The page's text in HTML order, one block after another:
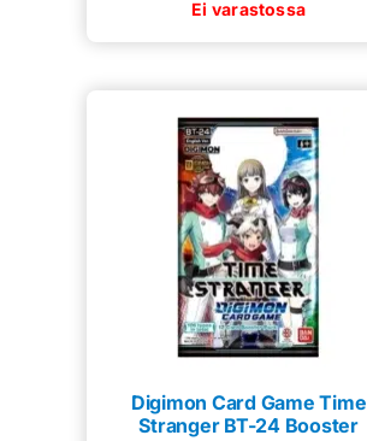
Digimon Card Game Time
Stranger BT-24 Booster